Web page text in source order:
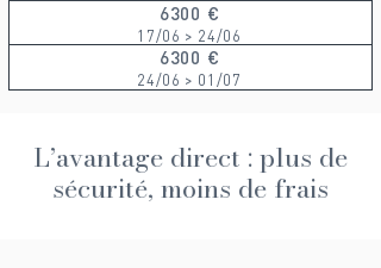
6300 €
17/06 > 24/06
6300 €
24/06 > 01/07
L’avantage direct : plus de
sécurité, moins de frais